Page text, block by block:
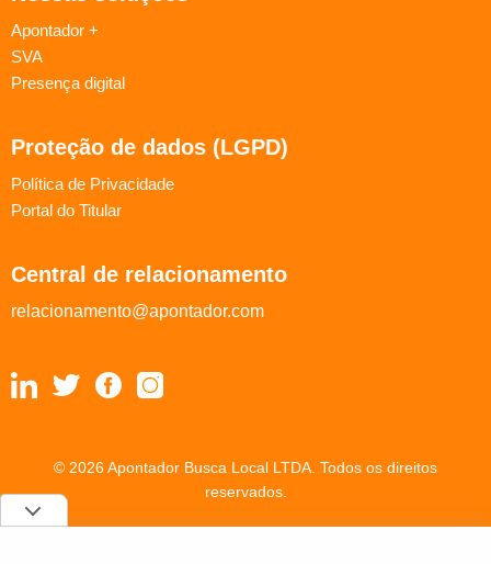
Apontador +
SVA
Presença digital
Proteção de dados (LGPD)
Política de Privacidade
Portal do Titular
Central de relacionamento
relacionamento@apontador.com
© 2026 Apontador Busca Local LTDA. Todos os direitos
reservados.